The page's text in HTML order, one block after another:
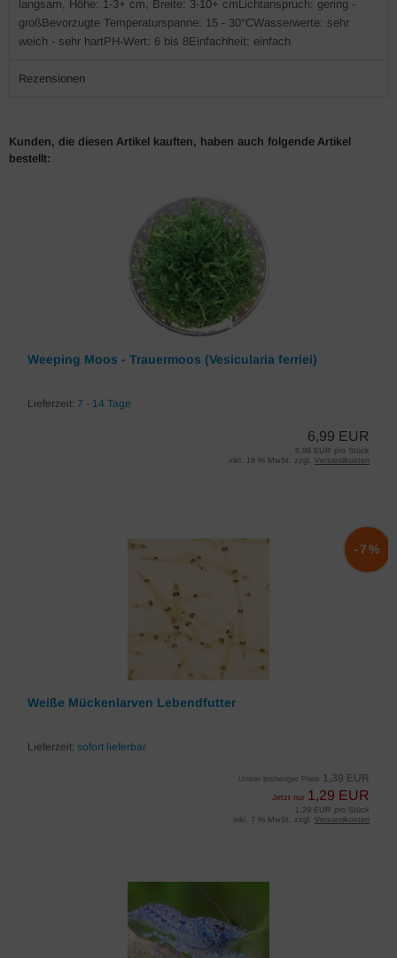
langsam, Höhe: 1-3+ cm, Breite: 3-10+ cmLichtanspruch: gering -
großBevorzugte Temperaturspanne: 15 - 30°CWasserwerte: sehr
weich - sehr hartPH-Wert: 6 bis 8Einfachheit: einfach
Rezensionen
Kunden, die diesen Artikel kauften, haben auch folgende Artikel
bestellt:
Weeping Moos - Trauermoos (Vesicularia ferriei)
Lieferzeit: 7 - 14 Tage
6,99 EUR
6,99 EUR pro Stück
inkl. 19 % MwSt. zzgl. Versandkosten
Weiße Mückenlarven Lebendfutter
Lieferzeit: sofort lieferbar
Unser bisheriger Preis 1,39 EUR
Jetzt nur 1,29 EUR
-7%
1,29 EUR pro Stück
inkl. 7 % MwSt. zzgl. Versandkosten